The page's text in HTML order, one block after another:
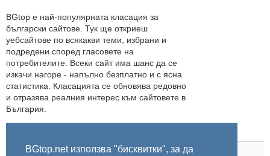
BGtop.net използва "бисквитки", за да
BGtop e най-популярната класация за
български сайтове. Тук ще откриеш
уебсайтове по всякакви теми, избрани и
подредени според гласовете на
потребителите. Всеки сайт има шанс да се
изкачи нагоре - напълно безплатно и с ясна
статистика. Класацията се обновява редовно
и отразява реалния интерес към сайтовете в
България.